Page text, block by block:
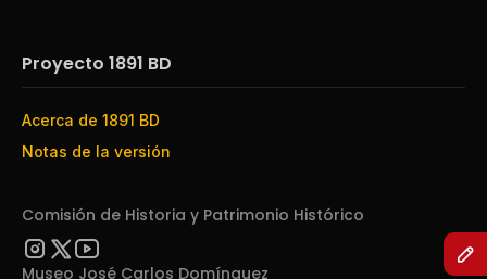
Proyecto 1891 BD
Acerca de 1891 BD
Notas de la versión
Comisión de Historia y Patrimonio Histórico
Museo José Carlos Domínguez